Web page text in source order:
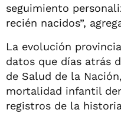
seguimiento
recién nacidos”,
La evolución
datos que días atrás
de Salud de la
mortalidad infantil
registros de la